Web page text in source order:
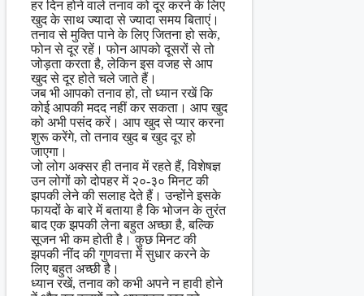
हर दिन होने वाले तनाव को दूर करने के लिए
खुद के साथ ज्यादा से ज्यादा समय बिताएं।
तनाव से मुक्ति पाने के लिए जितना हो सके,
फोन से दूर रहें। फोन आपको दूसरों से तो
जोड़ता करता है, लेकिन इस वजह से आप
खुद से दूर होते चले जाते हैं।
जब भी आपको तनाव हो, तो ध्यान रखें कि
कोई आपकी मदद नहीं कर सकता। आप खुद
को अभी पसंद करें। आप खुद से प्यार करना
शुरू करेंगे, तो तनाव खुद ब खुद दूर हो
जाएगा।
जो लोग अक्सर ही तनाव में रहते हैं, विशेषज्ञ
उन लोगों को दोपहर में २०-३० मिनट की
झपकी लेने की सलाह देते हैं। उन्होंने इसके
फायदों के बारे में बताया है कि भोजन के तुरंत
बाद एक झपकी लेना बहुत अच्छा है, बल्कि
सूजन भी कम होती है। कुछ मिनट की
झपकी नींद की गुणवत्ता में सुधार करने के
लिए बहुत अच्छी है।
ध्यान रखें, तनाव को कभी अपने न हावी होने